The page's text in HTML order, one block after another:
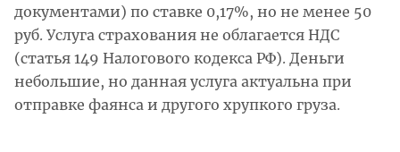
документами) по ставке 0,17%, но не менее 50
руб. Услуга страхования не облагается НДС
(статья 149 Налогового кодекса РФ). Деньги
небольшие, но данная услуга актуальна при
отправке фаянса и другого хрупкого груза.